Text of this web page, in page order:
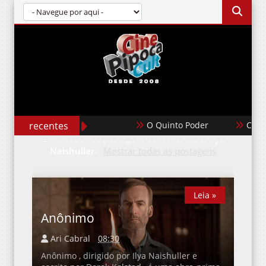
recentes O Quinto Poder
Mostrando postagens com marcadorIlya
Anônimo
Ari Cabral
08:30
Anônimo , dirigido por Ilya Naishuller e
Leia »
Leia »